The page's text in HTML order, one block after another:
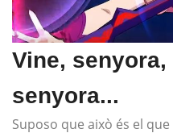
Vine,
senyora...
Suposo que això és el